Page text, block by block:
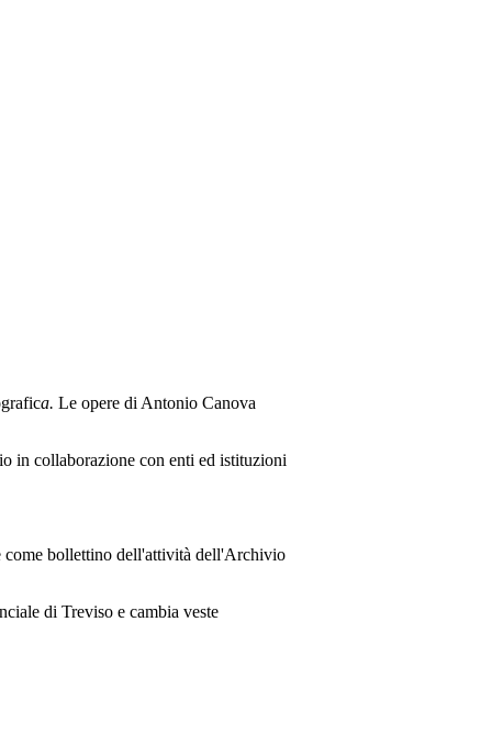
a. Le opere di Antonio Canova
in collaborazione con enti ed istituzioni
bollettino dell'attività dell'Archivio
di Treviso e cambia veste